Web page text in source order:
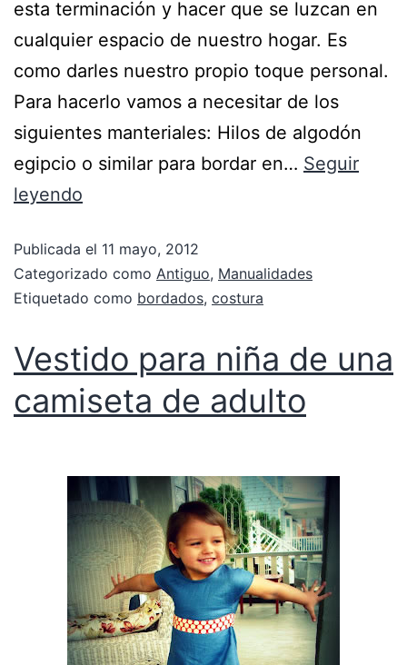
esta terminación y hacer que se luzcan en
cualquier espacio de nuestro hogar. Es
como darles nuestro propio toque personal.
Para hacerlo vamos a necesitar de los
siguientes manteriales: Hilos de algodón
egipcio o similar para bordar en… Seguir
leyendo
Publicada el 11 mayo, 2012
Categorizado como Antiguo, Manualidades
Etiquetado como bordados, costura
Vestido para niña de una
camiseta de adulto